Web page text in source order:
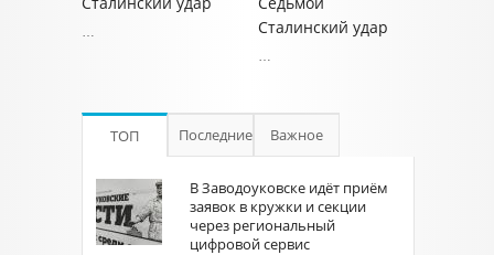
…
Сталинский удар
…
ТОП Последние Важное
В Заводоуковске идёт приём
заявок в кружки и секции
через региональный
цифровой сервис